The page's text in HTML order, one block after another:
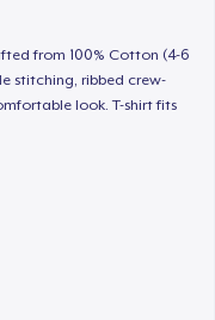
from 100% Cotton (4-6
stitching, ribbed crew-
look. T-shirt fits